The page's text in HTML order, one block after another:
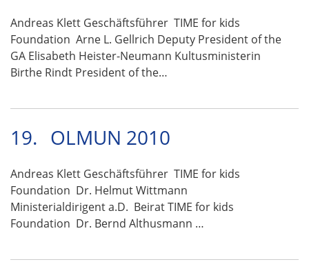
Andreas Klett Geschäftsführer TIME for kids
Foundation Arne L. Gellrich Deputy President of the
GA Elisabeth Heister-Neumann Kultusministerin
Birthe Rindt President of the…
19. OLMUN 2010
Andreas Klett Geschäftsführer TIME for kids
Foundation Dr. Helmut Wittmann
Ministerialdirigent a.D. Beirat TIME for kids
Foundation Dr. Bernd Althusmann …